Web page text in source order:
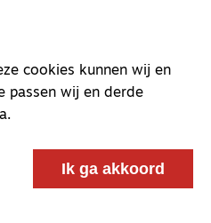
cookies kunnen wij en
passen wij en derde
Ik ga akkoord